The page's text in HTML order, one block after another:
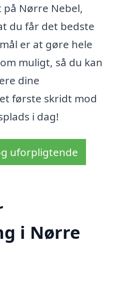
Nørre Nebel,
du får det bedste
er at gøre hele
muligt, så du kan
dine
første skridt mod
i dag!
uforpligtende
i Nørre